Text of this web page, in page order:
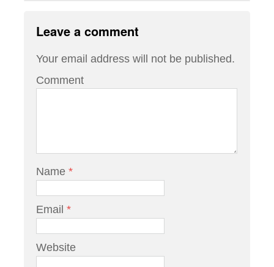
Leave a comment
Your email address will not be published.
Comment
Name *
Email *
Website